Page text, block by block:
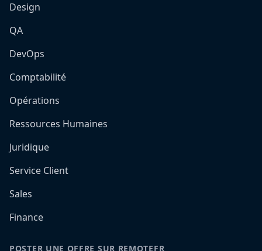
Design
QA
DevOps
Comptabilité
Opérations
Ressources Humaines
Juridique
Service Client
Sales
Finance
POSTER UNE OFFRE SUR REMOTEFR